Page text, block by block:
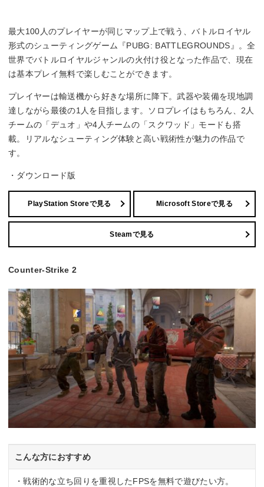
最大100人のプレイヤーが同じマップ上で戦う、バトルロイヤル
形式のシューティングゲーム『PUBG: BATTLEGROUNDS』。全
世界でバトルロイヤルジャンルの火付け役となった作品で、現在
は基本プレイ無料で楽しむことができます。
プレイヤーは輸送機から好きな場所に降下。武器や装備を現地調
達しながら最後の1人を目指します。ソロプレイはもちろん、2人
チームの「デュオ」や4人チームの「スクワッド」モードも搭
載。リアルなシューティング体験と高い戦術性が魅力の作品で
す。
・ダウンロード版
PlayStation Storeで見る Microsoft Storeで見る
Steamで見る
Counter-Strike 2
こんな方におすすめ
・戦術的な立ち回りを重視したFPSを無料で遊びたい方。